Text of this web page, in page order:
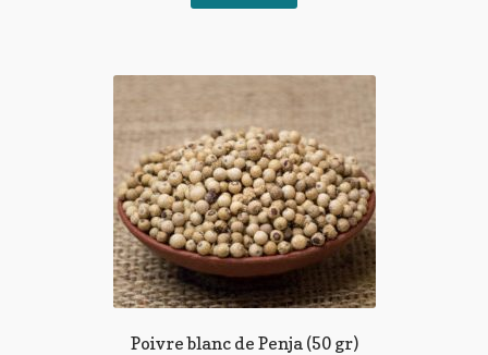
Poivre blanc de Penja (50 gr)